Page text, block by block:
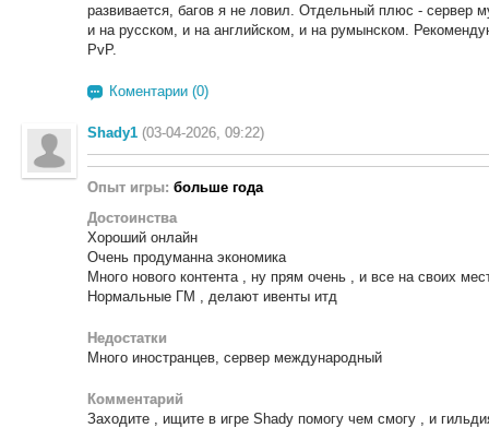
развивается, багов я не ловил. Отдельный плюс - сервер
и на русском, и на английском, и на румынском.
PvP.
Коментарии (0)
Shady1 (03-04-2026, 09:22)
Опыт игры: больше года
Достоинства
Хороший онлайн
Очень продуманна экономика
Много нового контента , ну прям очень , и все на своих
Нормальные ГМ , делают ивенты итд
Недостатки
Много иностранцев, сервер международный
Комментарий
Заходите , ищите в игре Shady помогу чем смогу , и